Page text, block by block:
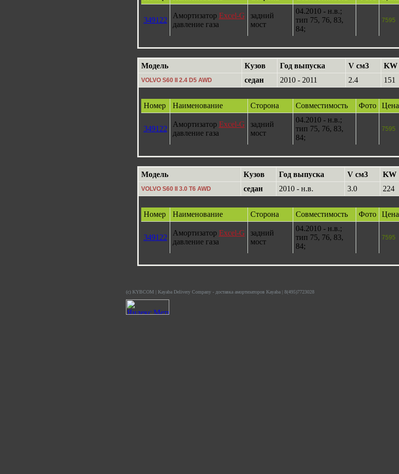
349122
Амортизатор Excel-G
давление газа
задний
мост
04.2010 - н.в.;
тип 75, 76, 83,
84;
7595
Модель Кузов Год выпуска V см3 KW
VOLVO S60 II 2.4 D5 AWD седан 2010 - 2011 2.4 151
Номер Наименование Сторона Совместимость Фото Цена
349122
Амортизатор Excel-G
давление газа
задний
мост
04.2010 - н.в.;
тип 75, 76, 83,
84;
7595
Модель Кузов Год выпуска V см3 KW
VOLVO S60 II 3.0 T6 AWD седан 2010 - н.в. 3.0 224
Номер Наименование Сторона Совместимость Фото Цена
349122
Амортизатор Excel-G
давление газа
задний
мост
04.2010 - н.в.;
тип 75, 76, 83,
84;
7595
(c) KYBCOM | Kayaba Delivery Company - доставка амортизаторов Kayaba | 8(495)7723028